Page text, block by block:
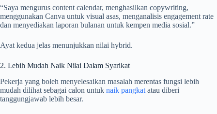
“Saya mengurus content calendar, menghasilkan copywriting,
menggunakan Canva untuk visual asas, menganalisis engagement rate
dan menyediakan laporan bulanan untuk kempen media sosial.”
Ayat kedua jelas menunjukkan nilai hybrid.
2. Lebih Mudah Naik Nilai Dalam Syarikat
Pekerja yang boleh menyelesaikan masalah merentas fungsi lebih
mudah dilihat sebagai calon untuk naik pangkat atau diberi
tanggungjawab lebih besar.